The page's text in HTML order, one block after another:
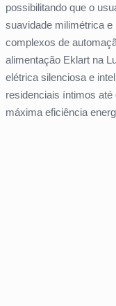
possibilitando que o
suavidade milimétrica
complexos de
alimentação Eklart na
elétrica silenciosa e
residenciais íntimos
máxima eficiência